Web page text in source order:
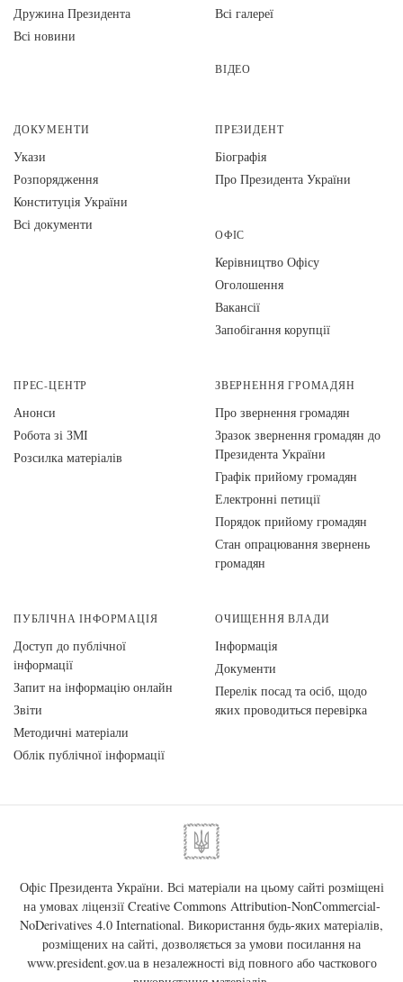
Дружина Президента
Всі новини
Всі галереї
ВІДЕО
ДОКУМЕНТИ
Укази
Розпорядження
Конституція України
Всі документи
ПРЕЗИДЕНТ
Біографія
Про Президента України
ОФІС
Керівництво Офісу
Оголошення
Вакансії
Запобігання корупції
ПРЕС-ЦЕНТР
Анонси
Робота зі ЗМІ
Розсилка матеріалів
ЗВЕРНЕННЯ ГРОМАДЯН
Про звернення громадян
Зразок звернення громадян до
Президента України
Графік прийому громадян
Електронні петиції
Порядок прийому громадян
Стан опрацювання звернень
громадян
ПУБЛІЧНА ІНФОРМАЦІЯ
Доступ до публічної
інформації
Запит на інформацію онлайн
Звіти
Методичні матеріали
Облік публічної інформації
ОЧИЩЕННЯ ВЛАДИ
Інформація
Документи
Перелік посад та осіб, щодо
яких проводиться перевірка
Офіс Президента України. Всі матеріали на цьому сайті розміщені
на умовах ліцензії Creative Commons Attribution-NonCommercial-
NoDerivatives 4.0 International. Використання будь-яких матеріалів,
розміщених на сайті, дозволяється за умови посилання на
www.president.gov.uaв незалежності від повного або часткового